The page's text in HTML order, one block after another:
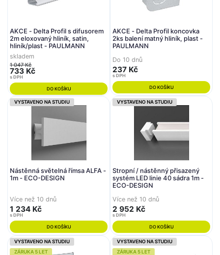
AKCE - Delta Profil s difusorem
2m eloxovaný hliník, satin,
hliník/plast - PAULMANN
skladem
1 047 Kč
733 Kč
s DPH
DO KOŠÍKU
AKCE - Delta Profil koncovka
2ks balení matný hliník, plast -
PAULMANN
Do 10 dnů
237 Kč
s DPH
DO KOŠÍKU
VYSTAVENO NA STUDIU
Nástěnná světelná římsa ALFA -
1m - ECO-DESIGN
Více než 10 dnů
1 234 Kč
s DPH
DO KOŠÍKU
VYSTAVENO NA STUDIU
Stropní / nástěnný přisazený
systém LED linie 40 sádra 1m -
ECO-DESIGN
Více než 10 dnů
2 952 Kč
s DPH
DO KOŠÍKU
VYSTAVENO NA STUDIU
ZÁRUKA 5 LET
VYSTAVENO NA STUDIU
ZÁRUKA 5 LET